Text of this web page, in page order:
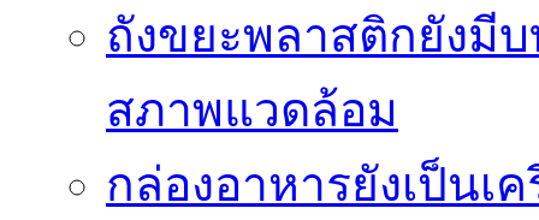
ถังขยะพลาสติกยังมี
สภาพแวดล้อม
กล่องอาหารยังเป็นเ